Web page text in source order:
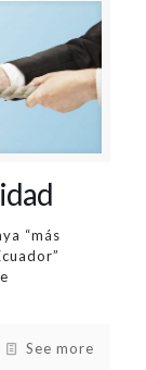
“más
See more